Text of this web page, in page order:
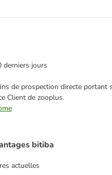
derniers jours
de prospection directe
Client de zooplus.
bitiba
actuelles